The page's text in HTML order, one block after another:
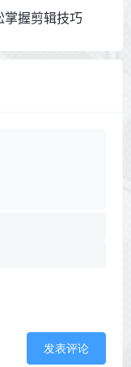
掌握剪辑技巧
发表评论